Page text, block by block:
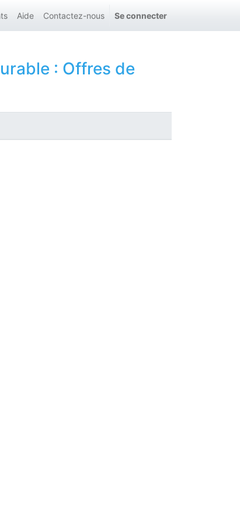
Aide Contactez-nous Se connecter
: Offres de